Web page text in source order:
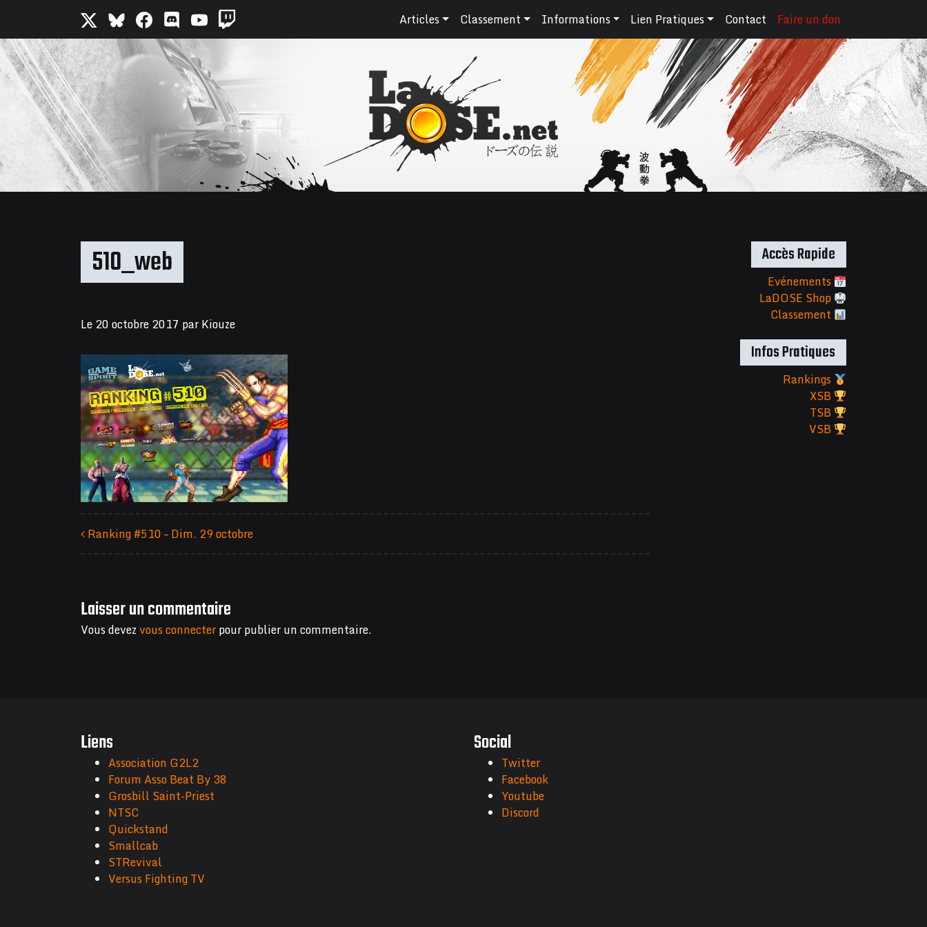
Articles Classement Informations Lien Pratiques Contact Faire un don
510_web
Le20 octobre 2017 parKiouze
Ranking #510 – Dim. 29 octobre
Laisser un commentaire
Vous devezvous connecterpour publier un commentaire.
Accès Rapide
Evénements
LaDOSE Shop
Classement
Infos Pratiques
Rankings
XSB
TSB
VSB
Liens
Association G2L2
Forum Asso Beat By 38
Grosbill Saint-Priest
NTSC
Quickstand
Smallcab
STRevival
Versus Fighting TV
Social
Twitter
Facebook
Youtube
Discord